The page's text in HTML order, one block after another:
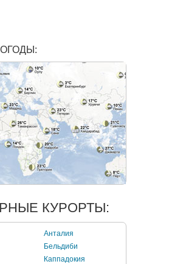
КУРОРТЫ:
Анталия
Бельдиби
Каппадокия